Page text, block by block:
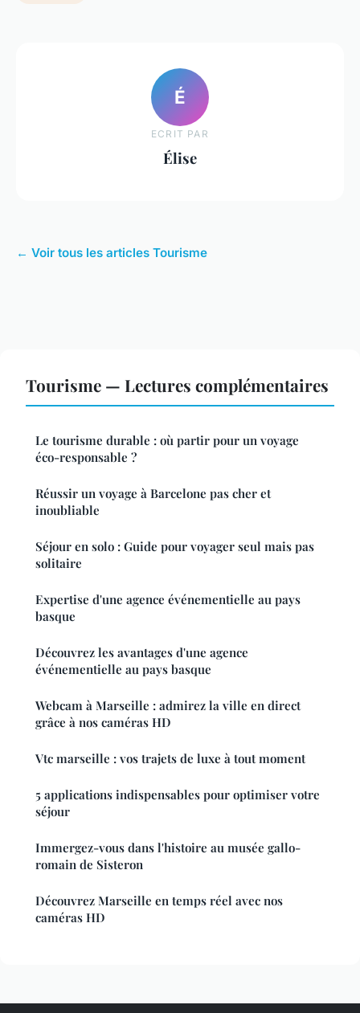
É
ECRIT PAR
Élise
← Voir tous les articles Tourisme
Tourisme — Lectures complémentaires
Le tourisme durable : où partir pour un voyage
éco-responsable ?
Réussir un voyage à Barcelone pas cher et
inoubliable
Séjour en solo : Guide pour voyager seul mais pas
solitaire
Expertise d'une agence événementielle au pays
basque
Découvrez les avantages d'une agence
événementielle au pays basque
Webcam à Marseille : admirez la ville en direct
grâce à nos caméras HD
Vtc marseille : vos trajets de luxe à tout moment
5 applications indispensables pour optimiser votre
séjour
Immergez-vous dans l'histoire au musée gallo-
romain de Sisteron
Découvrez Marseille en temps réel avec nos
caméras HD